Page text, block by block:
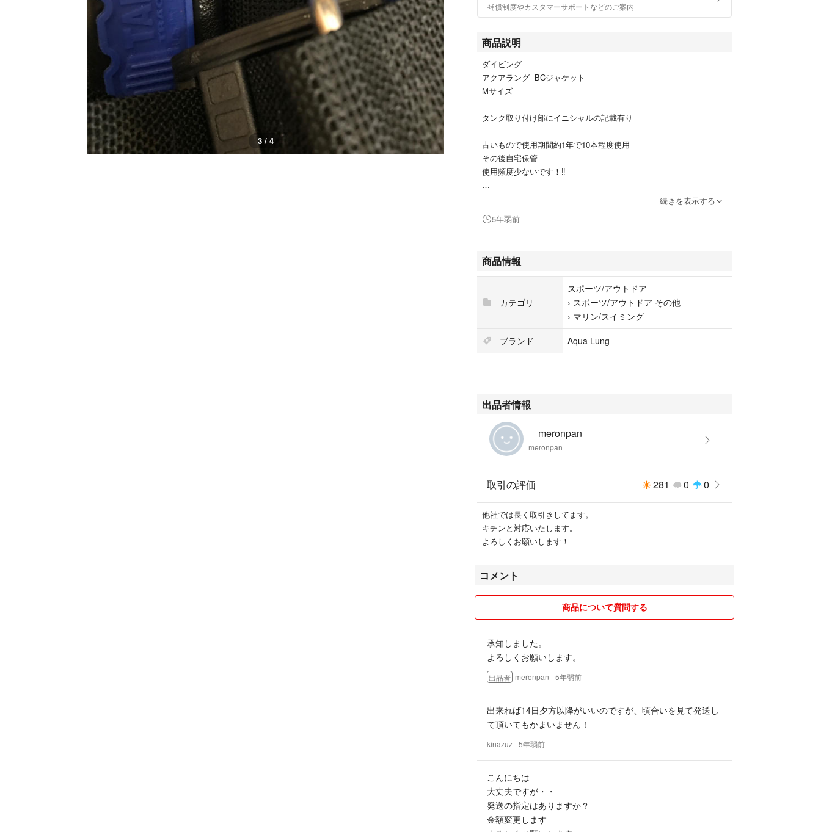
3 / 4
補償制度やカスタマーサポートなどのご案内
商品説明
ダイビング
アクアラング BCジャケット
Mサイズ
タンク取り付け部にイニシャルの記載有り
古いもので使用期間約1年で10本程度使用
その後自宅保管
使用頻度少ないです！‼︎
下さい。
●しばらく使ってません、必ずオーバーホールをしてからご使用して
ください。
古いですが、大きなキズやヨゴレはなく比較的キレイな状態だと思い
#レギュレーター
#オクトパス
#ゲージ
#残圧計
#コンパス
続きを表示する
5年弱前
商品情報
カテゴリ
スポーツ/アウトドア
› スポーツ/アウトドア その他
› マリン/スイミング
ブランド
Aqua Lung
出品者情報
meronpan
meronpan
取引の評価 281 0 0
他社では長く取引きしてます。
キチンと対応いたします。
よろしくお願いします！
コメント
商品について質問する
承知しました。
よろしくお願いします。
出品者 meronpan - 5年弱前
出来れば14日夕方以降がいいのですが、頃合いを見て発送し
て頂いてもかまいません！
kinazuz- 5年弱前
こんにちは
大丈夫ですが・・
発送の指定はありますか？
金額変更します